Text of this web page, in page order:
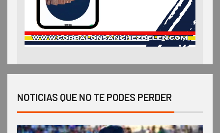
NOTICIAS QUE NO TE PODES PERDER